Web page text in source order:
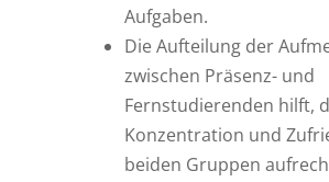
Aufgaben.
Die Aufteilung der
zwischen Präsenz- und
Fernstudierenden hilft,
Konzentration und
beiden Gruppen